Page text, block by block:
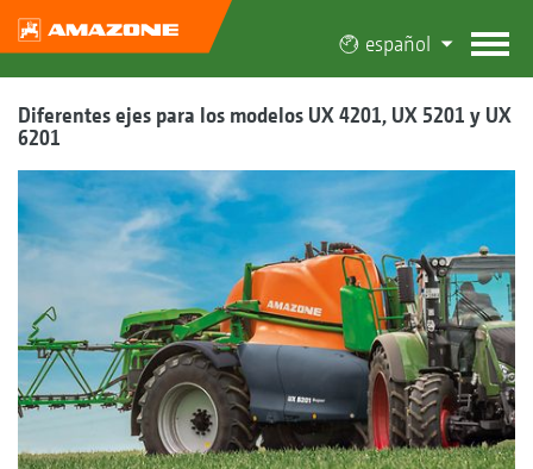
español
Diferentes ejes para los modelos UX 4201, UX 5201 y UX
6201